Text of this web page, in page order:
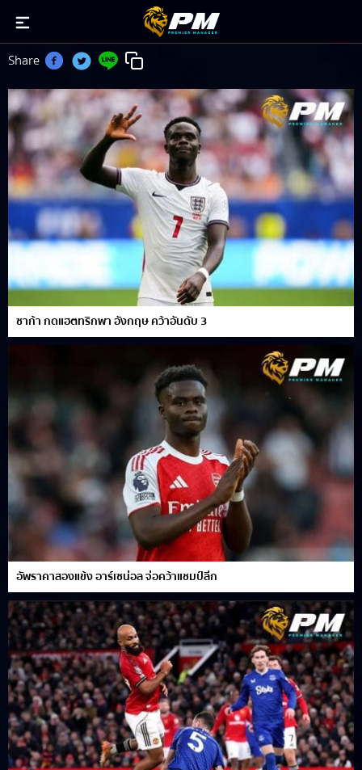
saka
Share
ซาก้า กดแฮตทริกพา อังกฤษ คว้าอันดับ 3
อัพราคาสองแข้ง อาร์เซน่อล จ่อคว้าแชมป์ลีก